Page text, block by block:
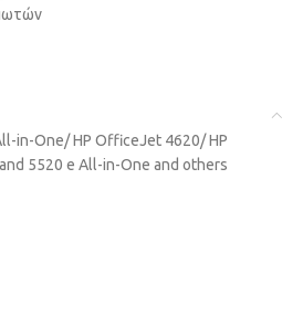
in-One/ HP OfficeJet 4620/ HP
5520 e All-in-One and others